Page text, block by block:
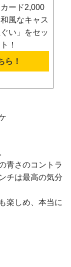
ード2,000
風なキャス
い」をセッ
！
ら！
青さのコントラ
チは最高の気分
楽しめ、本当に